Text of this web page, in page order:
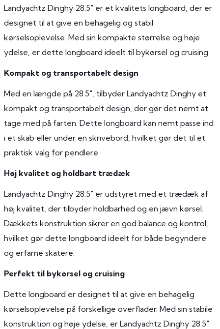
Landyachtz Dinghy 28.5″ er et kvalitets longboard, der er
designet til at give en behagelig og stabil
kørselsoplevelse. Med sin kompakte størrelse og høje
ydelse, er dette longboard ideelt til bykørsel og cruising.
Kompakt og transportabelt design
Med en længde på 28.5″, tilbyder Landyachtz Dinghy et
kompakt og transportabelt design, der gør det nemt at
tage med på farten. Dette longboard kan nemt passe ind
i et skab eller under en skrivebord, hvilket gør det til et
praktisk valg for pendlere.
Høj kvalitet og holdbart trædæk
Landyachtz Dinghy 28.5″ er udstyret med et trædæk af
høj kvalitet, der tilbyder holdbarhed og en jævn kørsel.
Dækkets konstruktion sikrer en god balance og kontrol,
hvilket gør dette longboard ideelt for både begyndere
og erfarne skatere.
Perfekt til bykørsel og cruising
Dette longboard er designet til at give en behagelig
kørselsoplevelse på forskellige overflader. Med sin stabile
konstruktion og høje ydelse, er Landyachtz Dinghy 28.5″